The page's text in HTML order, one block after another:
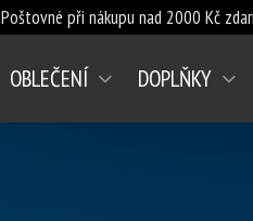
Poštovné při nákupu nad 2000 Kč
OBLEČENÍ DOPLŇKY
(AKTUÁLNÍ)